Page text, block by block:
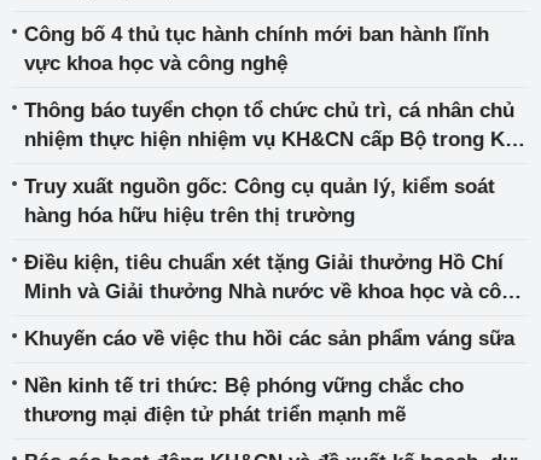
Công bố 4 thủ tục hành chính mới ban hành lĩnh
vực khoa học và công nghệ
Thông báo tuyển chọn tổ chức chủ trì, cá nhân chủ
nhiệm thực hiện nhiệm vụ KH&CN cấp Bộ trong Kế
Truy xuất nguồn gốc: Công cụ quản lý, kiểm soát
hàng hóa hữu hiệu trên thị trường
Điều kiện, tiêu chuẩn xét tặng Giải thưởng Hồ Chí
Minh và Giải thưởng Nhà nước về khoa học và công
Khuyến cáo về việc thu hồi các sản phẩm váng sữa
Nền kinh tế tri thức: Bệ phóng vững chắc cho
thương mại điện tử phát triển mạnh mẽ